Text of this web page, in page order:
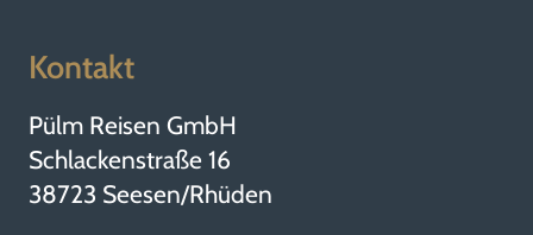
Kontakt
Pülm Reisen GmbH
Schlackenstraße 16
38723 Seesen/Rhüden